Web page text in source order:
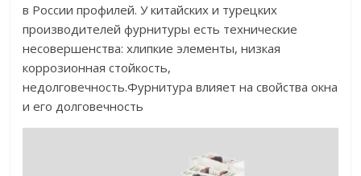
в России профилей. У китайских и турецких
производителей фурнитуры есть технические
несовершенства: хлипкие элементы, низкая
коррозионная стойкость,
недолговечность.Фурнитура влияет на свойства окна
и его долговечность